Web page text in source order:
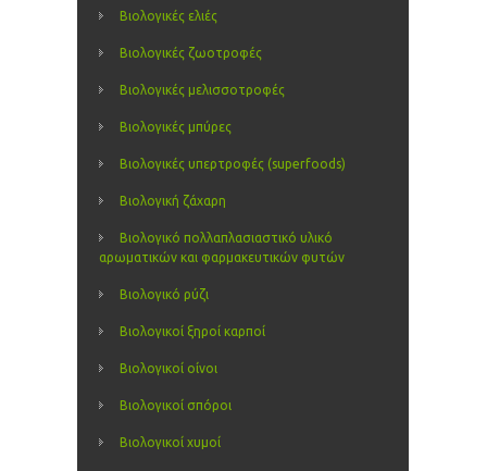
Βιολογικές ελιές
Βιολογικές ζωοτροφές
Βιολογικές μελισσοτροφές
Βιολογικές μπύρες
Βιολογικές υπερτροφές (superfoods)
Βιολογική ζάχαρη
Βιολογικό πολλαπλασιαστικό υλικό
αρωματικών και φαρμακευτικών φυτών
Βιολογικό ρύζι
Βιολογικοί ξηροί καρποί
Βιολογικοί οίνοι
Βιολογικοί σπόροι
Βιολογικοί χυμοί